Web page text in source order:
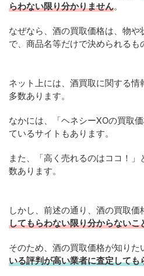
らわない限り分かりません。
なぜなら、酒の買取価格は、物
で、商品名等だけで決められるも
ネット上には、酒買取に関する
多数あります。
なかには、「ヘネシーXOの買取
ているサイトもあります。
また、「高く売れるのはココ！
数あります。
しかし、前述の通り、酒の買取価
してもらわない限り分からないこ
そのため、酒の買取価格が知りた
いる評判が高い業者に査定しても